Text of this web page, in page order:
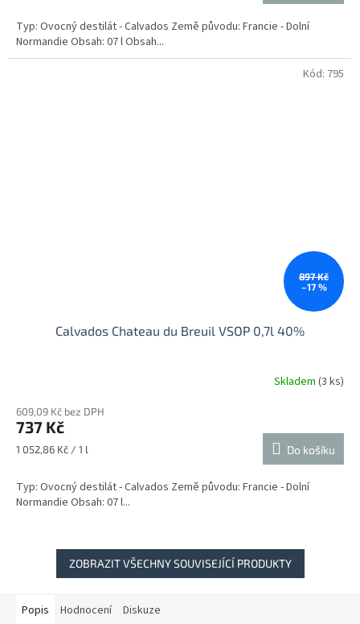
Typ: Ovocný destilát - Calvados Země původu: Francie - Dolní
Normandie Obsah: 07 l Obsah...
897 Kč
–17 %
Calvados Chateau du Breuil VSOP 0,7l 40%
Skladem (3 ks)
609,09 Kč bez DPH
737 Kč
Měrná
1 052,86 Kč / 1 l Do košíku
Typ: Ovocný destilát - Calvados Země původu: Francie - Dolní
Normandie Obsah: 07 l...
Kód: 795
ZOBRAZIT VŠECHNY SOUVISEJÍCÍ PRODUKTY
Popis Hodnocení Diskuze